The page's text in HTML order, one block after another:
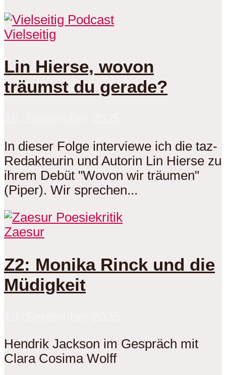
Vielseitig
Lin Hierse, wovon
träumst du gerade?
In dieser Folge interviewe ich die taz-
Redakteurin und Autorin Lin Hierse zu
ihrem Debüt "Wovon wir träumen"
(Piper). Wir sprechen...
Zaesur
Z2: Monika Rinck und die
Müdigkeit
Hendrik Jackson im Gespräch mit
Clara Cosima Wolff